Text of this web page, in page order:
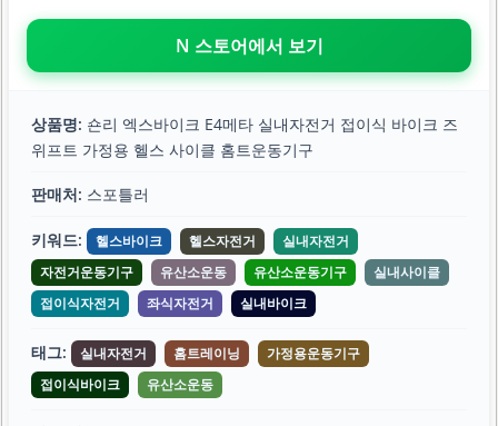
N 스토어에서 보기
상품명: 숀리 엑스바이크 E4메타 실내자전거 접이식 바이크 즈
위프트 가정용 헬스 사이클 홈트운동기구
판매처: 스포틀러
키워드: 헬스바이크 헬스자전거
실내자전거
자전거운동기구
유산소운동 유산소운동기구
실내사이클
접이식자전거
좌식자전거 실내바이크
태그: 실내자전거 홈트레이닝
가정용운동기구
접이식바이크
유산소운동